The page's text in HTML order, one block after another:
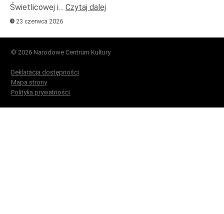
Świetlicowej i… Czytaj dalej
23 czerwca 2026
© 2026 Narodowe Centrum Kultury
Deklaracja dostępności
Mapa strony
Polityka prywatności